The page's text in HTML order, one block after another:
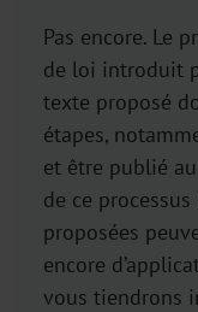
Pas encore. Le
de loi introduit
texte proposé
étapes,
et être publié
de ce
proposées
encore
vous tiendrons